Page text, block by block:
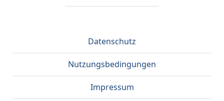
Datenschutz
Nutzungsbedingungen
Impressum